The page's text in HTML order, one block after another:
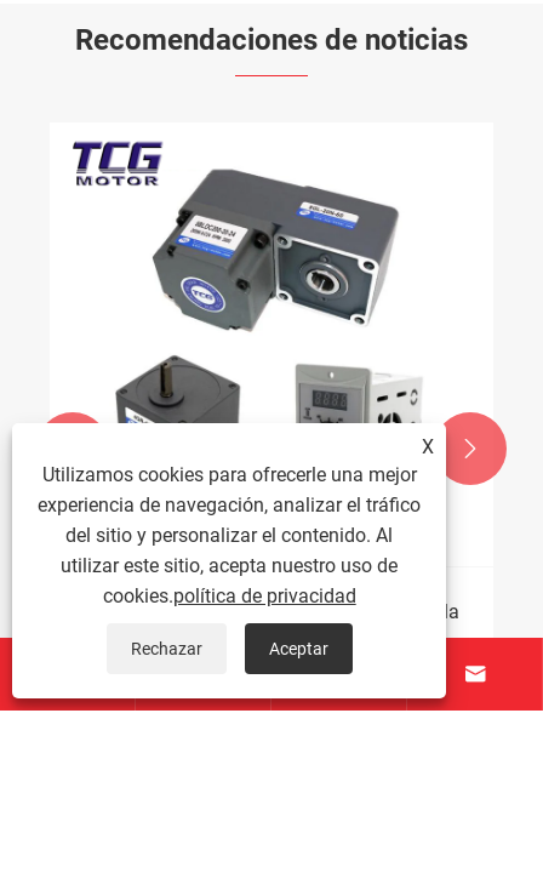
Recomendaciones de noticias
Solución de motor de aspiradora portátil: la
unidad inteligente mejora su experiencia de
limpieza
Ver más >>

 
X
Utilizamos cookies para ofrecerle una mejor
experiencia de navegación, analizar el tráfico
del sitio y personalizar el contenido. Al
utilizar este sitio, acepta nuestro uso de
cookies.política de privacidad
Rechazar Aceptar